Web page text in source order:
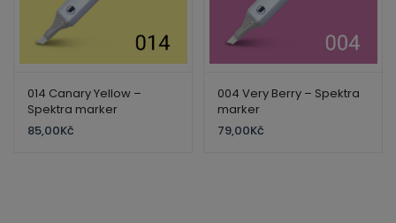
014 Canary Yellow –
Spektra marker
85,00Kč
004 Very Berry – Spektra
marker
79,00Kč